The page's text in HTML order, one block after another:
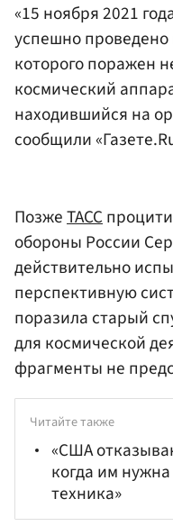
«15 ноября 2021
успешно проведено
которого поражен
космический
находившийся на
сообщили
ПозжеТАСС
обороны России
действительно
перспективную
поразила старый
для космической
фрагменты не
Читайте также
«США
когда им
техника»